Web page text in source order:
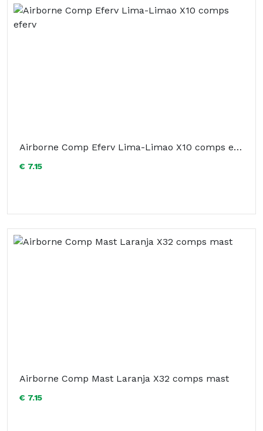
Airborne Comp Eferv Lima-Limao X10 comps eferv
€ 7.15
Airborne Comp Mast Laranja X32 comps mast
€ 7.15